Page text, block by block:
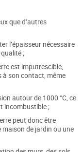
que d’autres
l’épaisseur nécessaire
;
est imputrescible,
à son contact, même
autour de 1000 °C, ce
incombustible ;
peut donc être
maison de jardin ou une